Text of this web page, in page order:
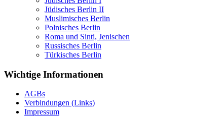
Jüdisches Berlin II
Muslimisches Berlin
Polnisches Berlin
Roma und Sinti, Jenischen
Russisches Berlin
Türkisches Berlin
Wichtige Informationen
AGBs
Verbindungen (Links)
Impressum